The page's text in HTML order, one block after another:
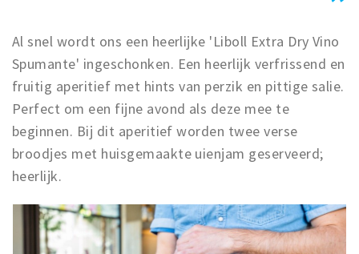
Al snel wordt ons een heerlijke 'Liboll Extra Dry Vino
Spumante' ingeschonken. Een heerlijk verfrissend en
fruitig aperitief met hints van perzik en pittige salie.
Perfect om een fijne avond als deze mee te
beginnen. Bij dit aperitief worden twee verse
broodjes met huisgemaakte uienjam geserveerd;
heerlijk.